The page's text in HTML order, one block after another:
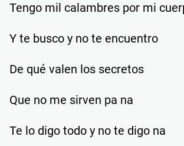
Tengo mil calambres por mi
Y te busco y no te encuentro
De qué valen los secretos
Que no me sirven pa na
Te lo digo todo y no te digo na